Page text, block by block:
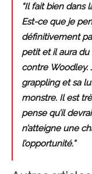
“Il fait bien dans
Est-ce que je
définitivement
petit et il aura
contre Woodley.
grappling et sa
monstre. Il est
pense qu’il
n’atteigne une
l’opportunité.”